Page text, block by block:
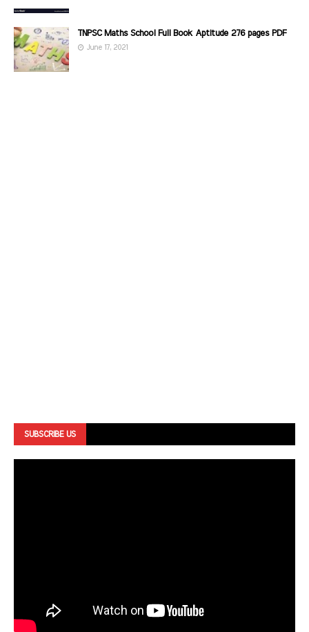
TNPSC Maths School Full Book Aptitude 276 pages PDF
June 17, 2021
SUBSCRIBE US